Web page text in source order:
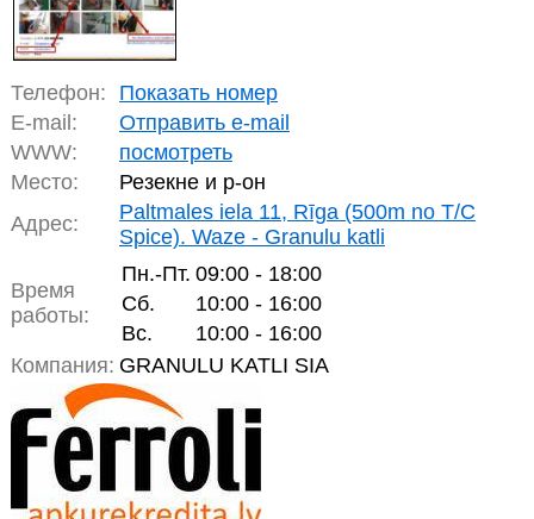
Телефон:
Показать номер
E-mail:
Отправить e-mail
WWW:
посмотреть
Место:
Резекне и р-он
Адрес:
Paltmales iela 11, Rīga (500m no T/C
Spice). Waze - Granulu katli
Время
работы:
Пн.-Пт. 09:00 - 18:00
Сб.
10:00 - 16:00
Вс.
10:00 - 16:00
Компания: GRANULU KATLI SIA